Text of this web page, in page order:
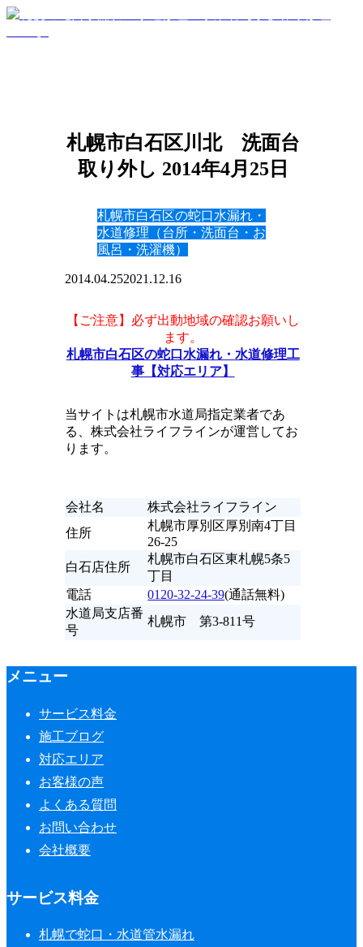
札幌市白石区川北 洗面台
取り外し 2014年4月25日
札幌市白石区の蛇口水漏れ・
水道修理（台所・洗面台・お
風呂・洗濯機）
2014.04.252021.12.16
【ご注意】必ず出動地域の確認お願いし
ます。
札幌市白石区の蛇口水漏れ・水道修理工
事【対応エリア】
当サイトは札幌市水道局指定業者であ
る、株式会社ライフラインが運営してお
ります。
会社名
株式会社ライフライン
住所
札幌市厚別区厚別南4丁目
26-25
白石店住所
札幌市白石区東札幌5条5
丁目
電話
0120-32-24-39(通話無料)
水道局支店番
号
札幌市 第3-811号
メニュー
サービス料金
施工ブログ
対応エリア
お客様の声
よくある質問
お問い合わせ
会社概要
サービス料金
札幌で蛇口・水道管水漏れ